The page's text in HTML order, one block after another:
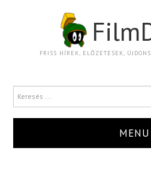
FRISS HÍREK, ELŐZETESEK,
MENU